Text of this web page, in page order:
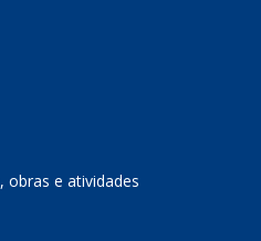
obras e atividades